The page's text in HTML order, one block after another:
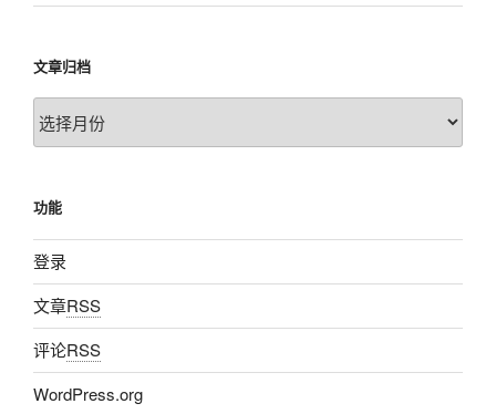
文章归档
文
章
功能
登录
文章RSS
评论RSS
WordPress.org